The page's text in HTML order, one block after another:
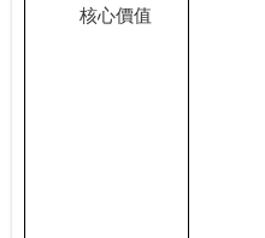
核心價值